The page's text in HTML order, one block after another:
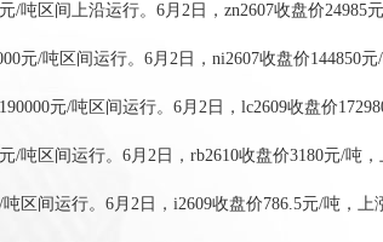
元/吨区间上沿运行。 6月 2 日， zn2607收盘价24985元
元/吨区间运行。 6月 2 日， ni2607收盘价144850元/
元/吨区间运行。 6月 2 日， lc2609收盘价
元/吨区间运行。 6月 2 日， rb2610收盘价3180元/吨，
/吨区间运行。 6月 2 日， i2609收盘价786.5元/吨，上